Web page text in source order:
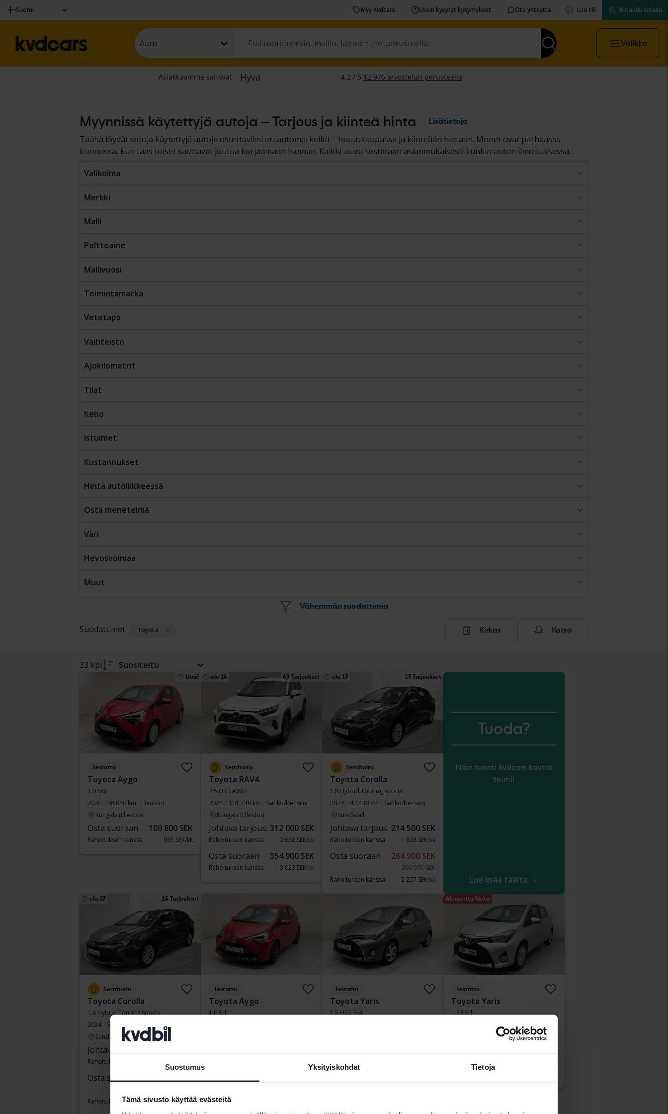
Suostumus Yksityiskohdat Tietoja
Tämä sivusto käyttää evästeitä
Suomi Myy Kvdcars Usein kysytyt kysymykset Ota yhteyttä Luo tili Kirjaudu sisään
Auto Valikko
Myynnissä käytettyjä autoja – Tarjous ja kiinteä hinta Lisätietoja
Täältä löydät satoja käytettyjä autoja ostettaviksi eri automerkeiltä – huutokaupassa ja kiinteään hintaan. Monet ovat parhaassa
kunnossa, kun taas toiset saattavat joutua korjaamaan hieman. Kaikki autot testataan asianmukaisesti kunkin auton ilmoituksessa
Valikoima
Merkki
Malli
Polttoaine
Mallivuosi
Toimintamatka
Vetotapa
Vaihteisto
Ajokilometrit
Tilat
Keho
Istuimet
Kustannukset
Hinta autoliikkeessä
Osta menetelmä
Väri
Hevosvoimaa
Muut
Vähemmän suodattimia
Suodattimet: Toyota Kirkas Katso
33 kpl Suositeltu
Uusi!
Testattu
Toyota Aygo
1.0 5dr
2020
38 040 km
Bensiini
Kungälv (Ellesbo)
Osta suoraan 109 800 SEK
Rahoituksen kanssa 935 SEK/kk
elo 14 49 Tarjoukset
Sertifioitu
Toyota RAV4
2.5 HSD AWD
2024
101 730 km
Sähkö/bensiini
Kungälv (Ellesbo)
Johtava tarjous: 312 000 SEK
Rahoituksen kanssa 2 658 SEK/kk
Osta suoraan 354 900 SEK
Rahoituksen kanssa 3 023 SEK/kk
elo 17 27 Tarjoukset
Sertifioitu
Toyota Corolla
1.8 Hybrid Touring Sports
2024
42 430 km
Sähkö/bensiini
Sundsvall
Johtava tarjous: 214 500 SEK
Rahoituksen kanssa 1 828 SEK/kk
Osta suoraan 264 900 SEK
269 900 SEK
Rahoituksen kanssa
2 257 SEK/kk
Tuoda?
Näin tuonti Kvdcars kautta
toimii
Lue lisää täältä
elo 17 14 Tarjoukset
Sertifioitu
Toyota Corolla
1.8 Hybrid Touring Sports
2024
56 530 km
Sähkö/bensiini
Sundsvall
Johtava tarjous:
Rahoituksen kanssa
Osta suoraan 254 900 SEK
Rahoituksen kanssa
2 172 SEK/kk
Testattu
Toyota Aygo
1.0 5dr
Testattu
Toyota Yaris
1.5 HSD 5dr
Alennettu hinta
Testattu
Toyota Yaris
1.33 5dr
50 930 km
Bensiini
Kungälv (Ellesbo)
Rahoituksen kanssa